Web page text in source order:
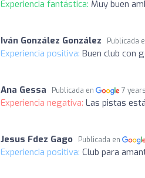
Experiencia fantástica: Muy buen
Iván González González Publicada
Experiencia positiva: Buen club con
Ana Gessa Publicada en 7
Experiencia negativa: Las pistas
Jesus Fdez Gago Publicada en
Experiencia positiva: Club para